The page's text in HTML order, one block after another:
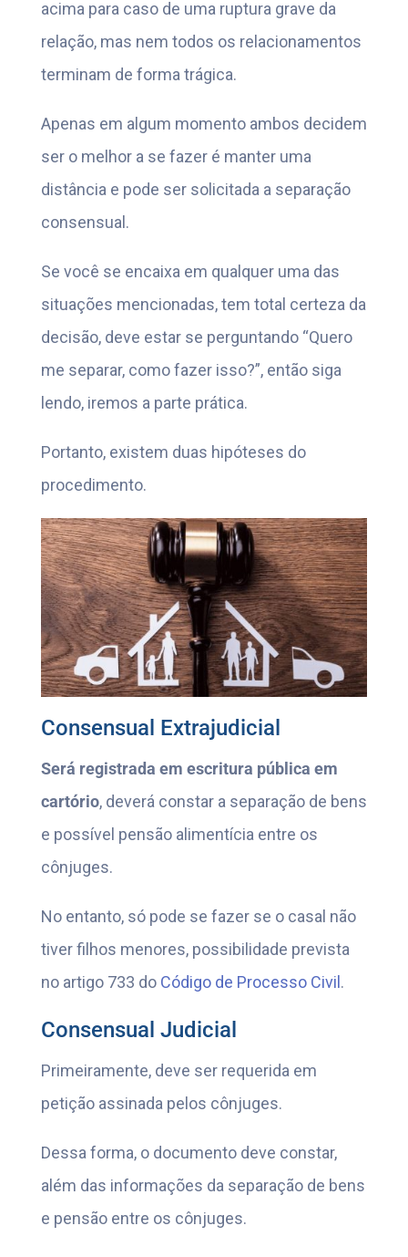
acima para caso de uma ruptura grave da
relação, mas nem todos os relacionamentos
terminam de forma trágica.
Apenas em algum momento ambos decidem
ser o melhor a se fazer é manter uma
distância e pode ser solicitada a separação
consensual.
Se você se encaixa em qualquer uma das
situações mencionadas, tem total certeza da
decisão, deve estar se perguntando “Quero
me separar, como fazer isso?”, então siga
lendo, iremos a parte prática.
Portanto, existem duas hipóteses do
procedimento.
Consensual Extrajudicial
Será registrada em escritura pública em
cartório, deverá constar a separação de bens
e possível pensão alimentícia entre os
cônjuges.
No entanto, só pode se fazer se o casal não
tiver filhos menores, possibilidade prevista
no artigo 733 do Código de Processo Civil .
Consensual Judicial
Primeiramente, deve ser requerida em
petição assinada pelos cônjuges.
Dessa forma, o documento deve constar,
além das informações da separação de bens
e pensão entre os cônjuges.